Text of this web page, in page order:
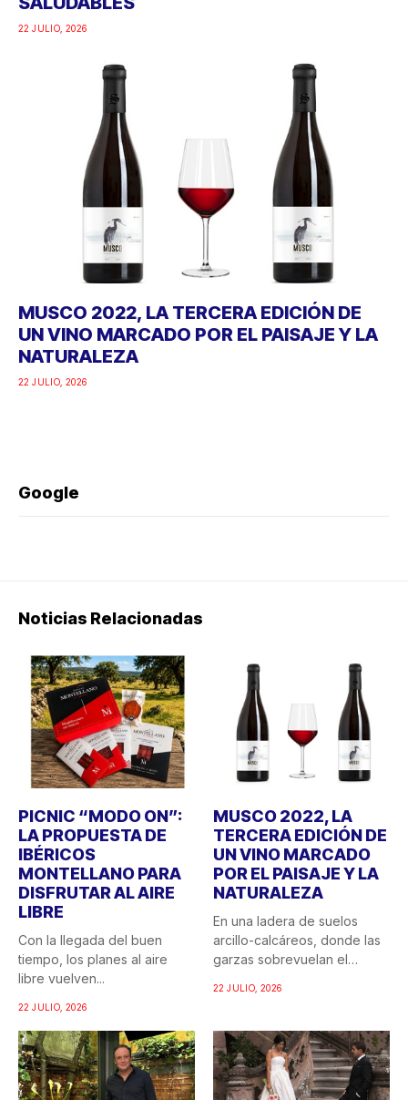
MUSCO 2022, LA TERCERA EDICIÓN DE
UN VINO MARCADO POR EL PAISAJE Y LA
NATURALEZA
Google
PICNIC “MODO ON”:
LA PROPUESTA DE
IBÉRICOS
MONTELLANO PARA
DISFRUTAR AL AIRE
LIBRE
tiempo, los planes al aire
libre vuelven...
22 JULIO, 2026
MUSCO 2022, LA
TERCERA EDICIÓN DE
UN VINO MARCADO
POR EL PAISAJE Y LA
NATURALEZA
En una ladera de suelos
garzas sobrevuelan el
recuerdo...
22 JULIO, 2026
PROTOS CELEBRA
DOS DÉCADAS EN LA
D.O. RUEDA CON LA
CENADOR DE AMÓS:
BODAS CON SABOR A
CANTÁBRICO,